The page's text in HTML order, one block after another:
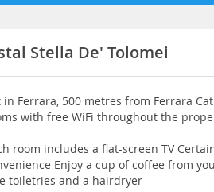
Stella De' Tolomei
in Ferrara, 500 metres from Ferrara
with free WiFi throughout the
room includes a flat-screen TV
Enjoy a cup of coffee from
toiletries and a hairdryer